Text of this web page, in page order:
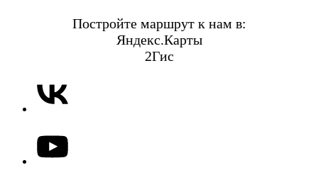
Постройте маршрут к нам в:
Яндекс.Карты
2Гис